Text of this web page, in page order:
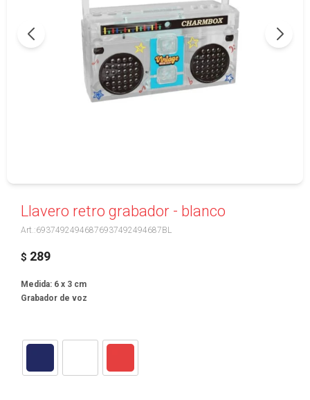
Llavero retro grabador - blanco
69374924946876937492494687BL
$ 289
Medida: 6 x 3 cm
Grabador de voz